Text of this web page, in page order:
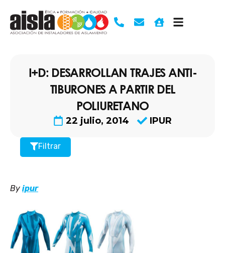
contenido
I+D: DESARROLLAN TRAJES ANTI-
TIBURONES A PARTIR DEL
POLIURETANO
22 julio, 2014 IPUR
Filtrar
By ipur